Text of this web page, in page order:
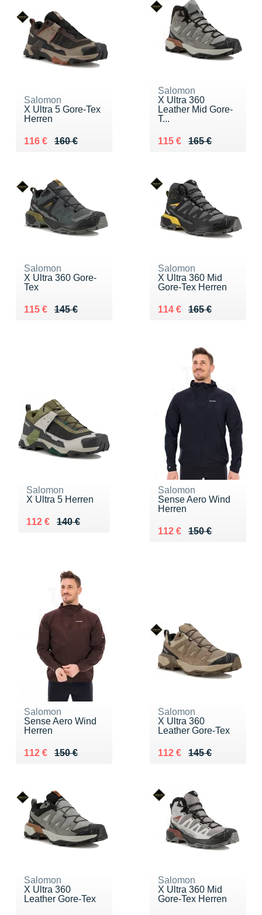
Salomon
X Ultra 5 Gore-Tex
Herren
160 €
Au lieu de 160 €
116 €
Vendu 116 €
Salomon
X Ultra 360
Leather Mid Gore-
T...
165 €
Au lieu de 165 €
115 €
Vendu 115 €
Salomon
X Ultra 360 Gore-
Tex
145 €
Au lieu de 145 €
115 €
Vendu 115 €
Salomon
X Ultra 360 Mid
Gore-Tex Herren
165 €
Au lieu de 165 €
114 €
Vendu 114 €
Salomon
X Ultra 5 Herren
140 €
Au lieu de 140 €
112 €
Vendu 112 €
Salomon
Sense Aero Wind
Herren
150 €
Au lieu de 150 €
112 €
Vendu 112 €
Salomon
Sense Aero Wind
Herren
150 €
Au lieu de 150 €
112 €
Vendu 112 €
Salomon
X Ultra 360
Leather Gore-Tex
145 €
Au lieu de 145 €
112 €
Vendu 112 €
Salomon
X Ultra 360
Leather Gore-Tex
Salomon
X Ultra 360 Mid
Gore-Tex Herren